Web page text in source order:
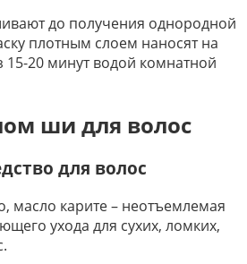
до получения однородной
плотным слоем наносят на
20 минут водой комнатной
ши для волос
для волос
масло карите – неотъемлемая
ухода для сухих, ломких,